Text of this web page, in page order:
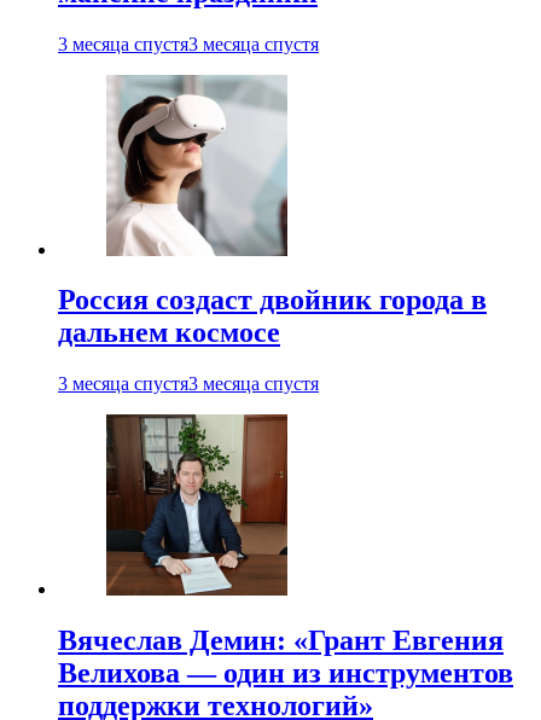
3 месяца спустя3 месяца спустя
Россия создаст двойник города в
дальнем космосе
3 месяца спустя3 месяца спустя
Вячеслав Демин: «Грант Евгения
Велихова — один из инструментов
поддержки технологий»